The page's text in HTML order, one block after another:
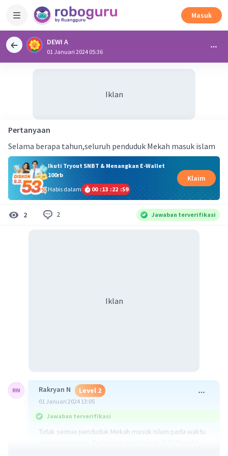
Masuk
DEWI A
01 Januari 2024 05:36
Iklan
Pertanyaan
Selama berapa tahun,seluruh penduduk Mekah masuk islam
Ikuti Tryout SNBT & Menangkan E-Wallet
100rb
Habis dalam
00 :13 :22 :59
Klaim
2 2 Jawaban terverifikasi
Iklan
Rakryan N Level 2
01 Januari 2024 13:05
Jawaban terverifikasi
Tidak semua penduduk Mekah masuk Islam pada waktu